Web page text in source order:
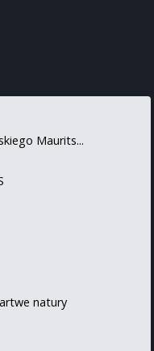
Maurits...
natury